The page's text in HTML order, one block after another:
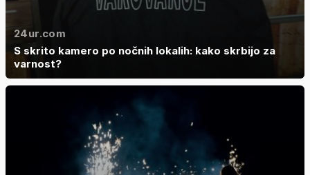
24ur.com
S skrito kamero po nočnih lokalih: kako skrbijo za
varnost?